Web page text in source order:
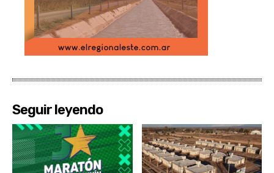
Seguir leyendo